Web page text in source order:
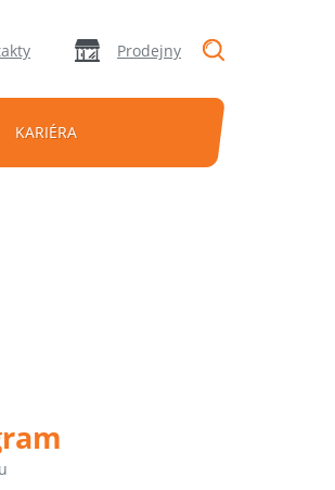
Prodejny
KARIÉRA